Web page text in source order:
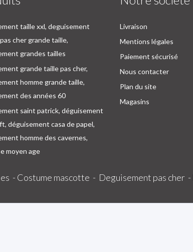
taille xxl, deguisement
cher grande taille,
grandes tailles
grande taille pas cher,
homme grande taille,
des années 60
saint patrick, déguisement
déguisement casa de papel,
homme des cavernes,
moyen age
Livraison
Mentions légales
Paiement sécurisé
Nous contacter
Plan du site
Magasins
- Costume mascotte - Deguisement pas cher -